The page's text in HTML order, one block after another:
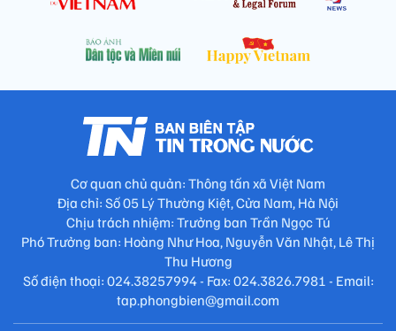
Cơ quan chủ quản: Thông tấn xã Việt Nam
Địa chỉ: Số 05 Lý Thường Kiệt, Cửa Nam, Hà Nội
Chịu trách nhiệm: Trưởng ban Trần Ngọc Tú
Phó Trưởng ban: Hoàng Như Hoa, Nguyễn Văn Nhật, Lê Thị
Thu Hương
Số điện thoại: 024.38257994 - Fax: 024.3826.7981 - Email:
tap.phongbien@gmail.com